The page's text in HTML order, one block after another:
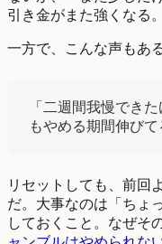
引き金がまた強くなる。
一方で、こんな声もある
「二週間我慢でき
もやめる期間伸びて
リセットしても、前回
だ。大事なのは「ちょ
しておくこと。なぜそ